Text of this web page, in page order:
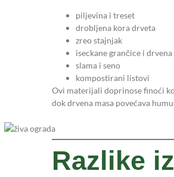
piljevina i treset
drobljena kora drveta
zreo stajnjak
iseckane grančice i drvena
slama i seno
kompostirani listovi
Ovi materijali doprinose finoći
dok drvena masa povećava
Razlike